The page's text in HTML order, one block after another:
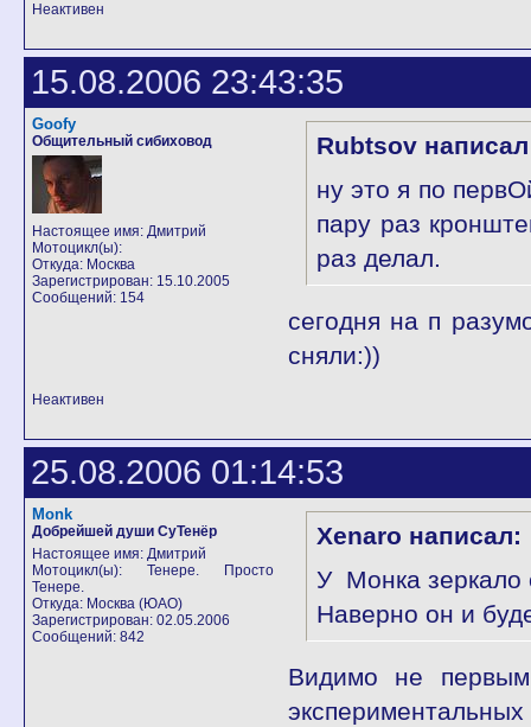
Неактивен
15.08.2006 23:43:35
Goofy
Общительный сибиховод
Настоящее имя: Дмитрий
Мотоцикл(ы):
Откуда: Москва
Зарегистрирован: 15.10.2005
Сообщений: 154
Rubtsov
ну это я по
пару раз
раз делал.
сегодня на п
сняли:))
Неактивен
25.08.2006 01:14:53
Monk
Добрейшей души СуТенёр
Настоящее имя: Дмитрий
Мотоцикл(ы): Тенере. Просто
Тенере.
Откуда: Москва (ЮАО)
Зарегистрирован: 02.05.2006
Сообщений: 842
Xenaro написал:
У Монка зеркало
Наверно он и
Видимо не